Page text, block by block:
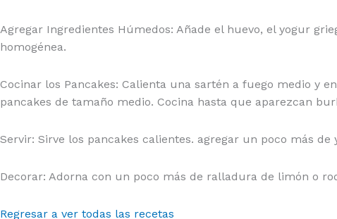
Agregar Ingredientes Húmedos: Añade el huevo, el yogur
homogénea.
Cocinar los Pancakes: Calienta una sartén a fuego medio y
pancakes de tamaño medio. Cocina hasta que aparezcan
Servir: Sirve los pancakes calientes. agregar un poco más
Decorar: Adorna con un poco más de ralladura de limón o
Regresar a ver todas las recetas